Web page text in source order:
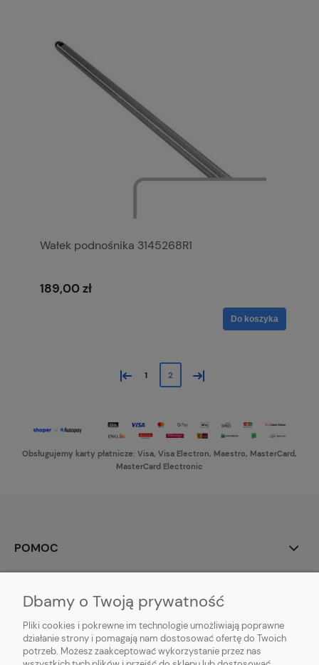
Wałek podnośnika 3145268R1
189,00 zł
Do koszyka
« 1 2 »
Obsługujemy karty płatnicze: Visa, Visa Electron, Maestro, MasterCard,
MasterCard Electronic
POMOC
PŁATNOŚCI I DOSTAWA
INFORMACJE
Dbamy o Twoją prywatność
Pliki cookies i pokrewne im technologie umożliwiają poprawne
działanie strony i pomagają nam dostosować ofertę do Twoich
potrzeb. Możesz zaakceptować wykorzystanie przez nas